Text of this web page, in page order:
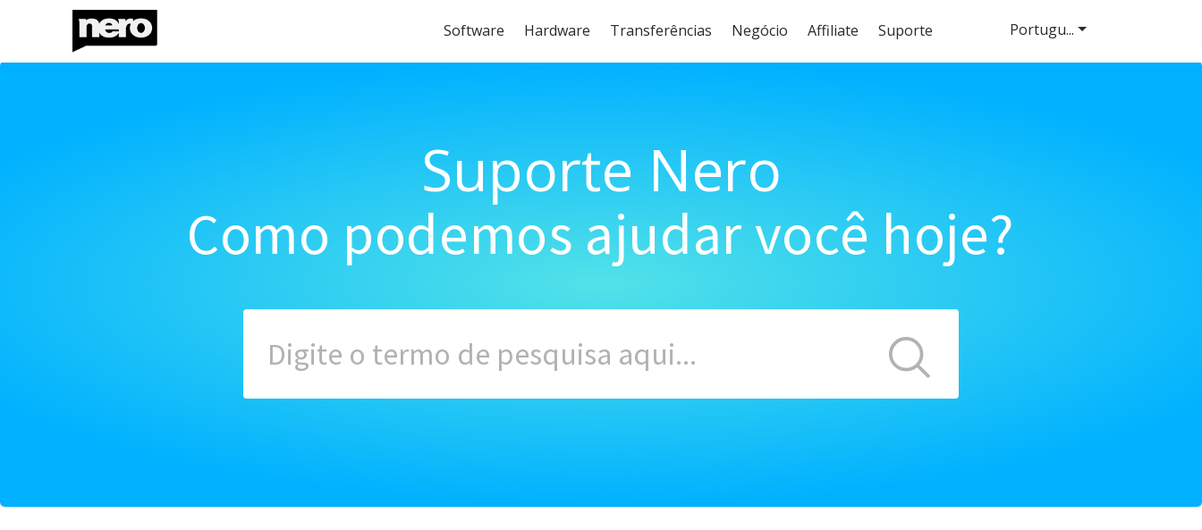
Software Hardware Transferências Negócio Affiliate Suporte
Suporte Nero
Como podemos ajudar você hoje?
Portugu...